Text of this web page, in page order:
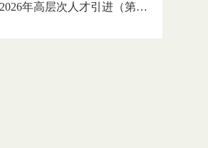
年高层次人才引进（第二批）面试公告